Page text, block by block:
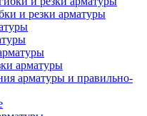
и резки арматуры
арматуры
арматуры и правильно-